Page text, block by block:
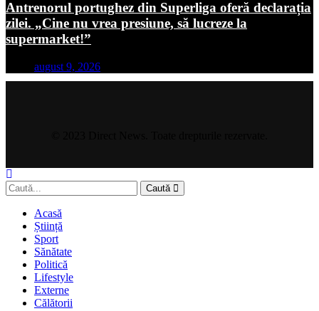
Antrenorul portughez din Superliga oferă declarația
zilei. „Cine nu vrea presiune, să lucreze la
supermarket!”
august 9, 2026
Caută
Acasă
Știință
Sport
Sănătate
Politică
Lifestyle
Externe
Călătorii